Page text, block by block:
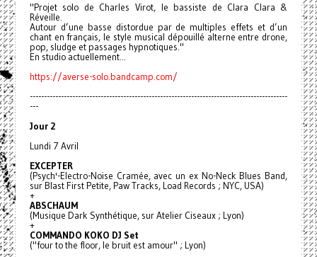
"Projet solo de Charles Virot, le bassiste de Clara Clara &
Réveille.
Autour d’une basse distordue par de multiples effets et d’un
chant en français, le style musical dépouillé alterne entre drone,
pop, sludge et passages hypnotiques."
En studio actuellement...
https://averse-solo.bandcamp.com/
-------------------------------------------------------------------------------------------
---
Jour 2
Lundi 7 Avril
EXCEPTER
(Psych'-Electro-Noise Cramée, avec un ex No-Neck Blues Band,
sur Blast First Petite, Paw Tracks, Load Records ; NYC, USA)
+
ABSCHAUM
(Musique Dark Synthétique, sur Atelier Ciseaux ; Lyon)
+
COMMANDO KOKO DJ Set
("four to the floor, le bruit est amour" ; Lyon)